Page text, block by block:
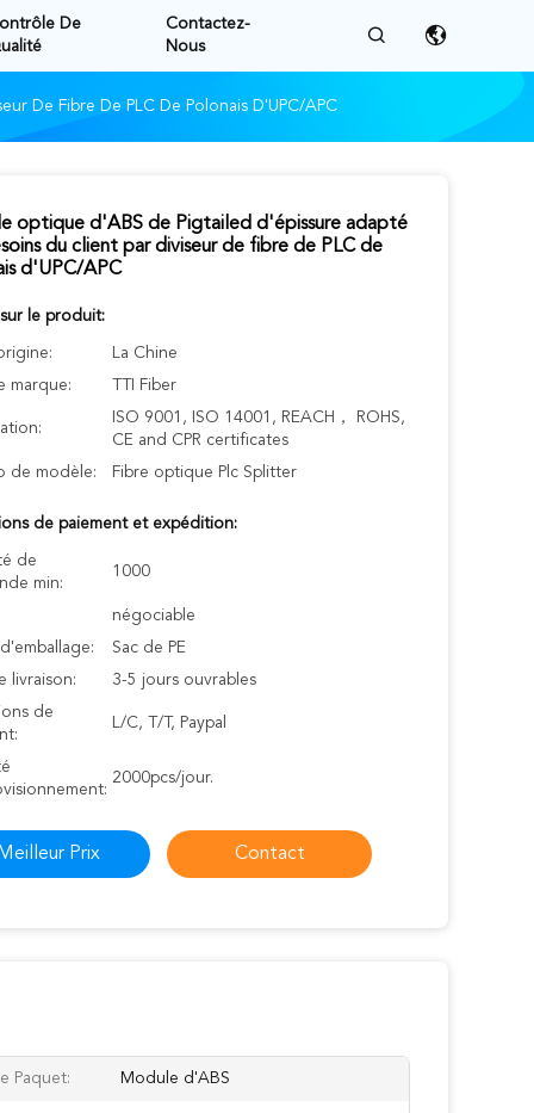
De
Contactez-
Nous
De Fibre De PLC De Polonais D'UPC/APC
optique d'ABS de Pigtailed d'épissure adapté
du client par diviseur de fibre de PLC de
d'UPC/APC
le produit:
La Chine
marque:
TTI Fiber
ISO 9001, ISO 14001, REACH， ROHS,
CE and CPR certificates
de modèle:
Fibre optique Plc Splitter
de paiement et expédition:
de
min:
1000
négociable
Sac de PE
livraison:
3-5 jours ouvrables
de
L/C, T/T, Paypal
2000pcs/jour.
Prix Contact
Paquet: Module d'ABS